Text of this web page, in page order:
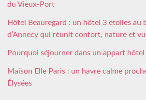
du Vieux-Port
Hôtel Beauregard : un hôtel 3 étoiles au
d’Annecy qui réunit confort, nature et
Pourquoi séjourner dans un appart hôtel
Maison Elle Paris : un havre calme
Élysées